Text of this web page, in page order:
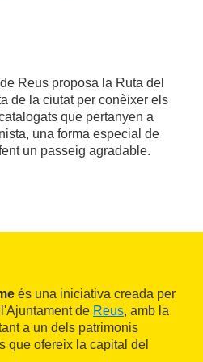
Reus proposa la Ruta del
de la ciutat per conèixer els
que pertanyen a
una forma especial de
un passeig agradable.
és una iniciativa creada per
de Reus, amb la
a un dels patrimonis
que ofereix la capital del